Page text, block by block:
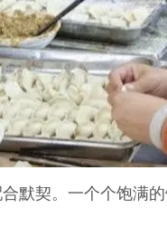
契。一个个饱满